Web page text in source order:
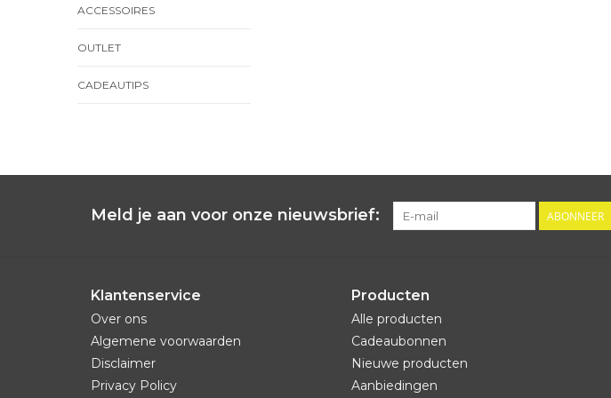
ACCESSOIRES
OUTLET
CADEAUTIPS
Meld je aan voor onze nieuwsbrief: ABONNEER
Klantenservice
Over ons
Algemene voorwaarden
Disclaimer
Privacy Policy
Producten
Alle producten
Cadeaubonnen
Nieuwe producten
Aanbiedingen